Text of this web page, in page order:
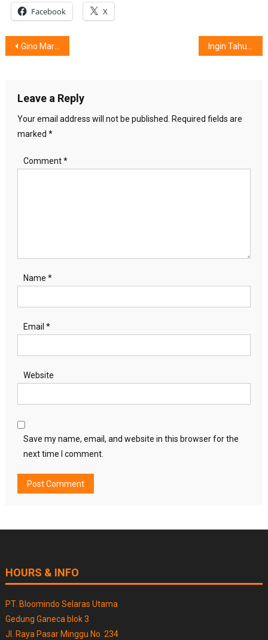
Facebook X
Post
Gino Mariani Sepatu Lokal Kualitas Internasional Ingin Tahu Rahasia Cantik Alami ?
Leave a Reply
Your email address will not be published. Required fields are
marked *
Comment*
Name *
Email *
Website
Save my name, email, and website in this browser for the
next time I comment.
HOURS & INFO
PT. Bloomindo Selaras Utama
Gedung Ganeca blok 3
Jl. Raya Pasar Minggu No. 234